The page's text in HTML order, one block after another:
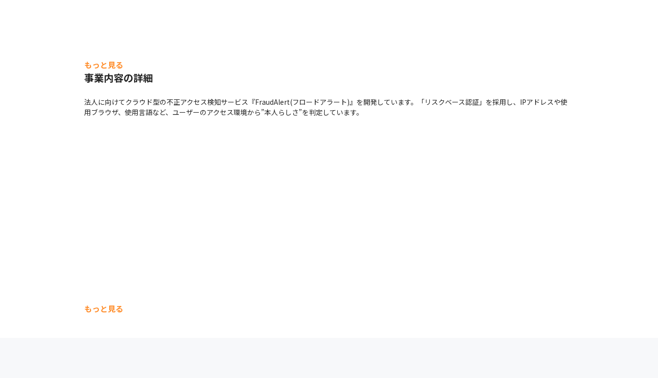
もっと見る
事業内容の詳細
法人に向けてクラウド型の不正アクセス検知サービス『FraudAlert(フロードアラート)』を開発しています。「リスクベース認証」を採用し、IPアドレスや使
用ブラウザ、使用言語など、ユーザーのアクセス環境から”本人らしさ”を判定しています。
もっと見る